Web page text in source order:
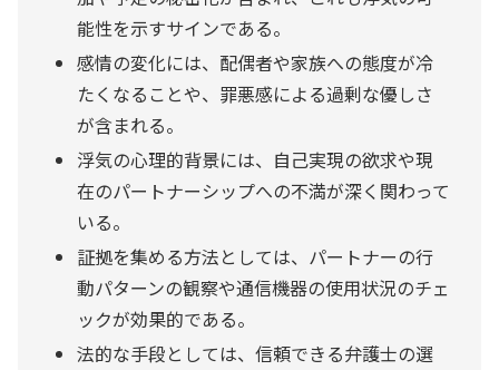
能性を示すサインである。
感情の変化には、配偶者や家族への態度が冷
たくなることや、罪悪感による過剰な優しさ
が含まれる。
浮気の心理的背景には、自己実現の欲求や現
在のパートナーシップへの不満が深く関わって
いる。
証拠を集める方法としては、パートナーの行
動パターンの観察や通信機器の使用状況のチェ
ックが効果的である。
法的な手段としては、信頼できる弁護士の選